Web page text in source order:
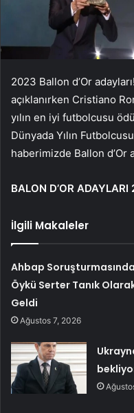
2023 Ballon d’Or
açıklanırken Cristiano
yılın en iyi futbolcusu
Dünyada Yılın
haberimizde Ballon d’Or
BALON D’OR ADAYLARI
İlgili Makaleler
Ahbap
Öykü Serter Tanık
Geldi
Ağustos 7, 2026